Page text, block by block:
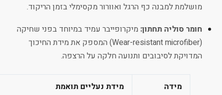
מושלמת למבנה כף הרגל ואוורור מקסימלי בזמן הריקוד.
חומר סוליה תחתון: מיקרופייבר עמיד במיוחד בפני שחיקה
(Wear-resistant microfiber) המספק את מידת החיכוך
המדויקת לסיבובים ותנועה חלקה על הרצפה.
מידה מידת נעליים תואמת